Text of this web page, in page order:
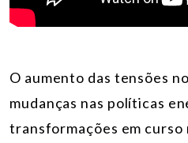
O aumento das tensões
mudanças nas políticas
transformações em curso